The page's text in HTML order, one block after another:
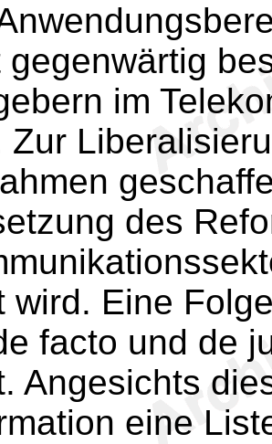
gegenwärtig
im
Zur
des
wird. Eine
facto und de
Angesichts
eine